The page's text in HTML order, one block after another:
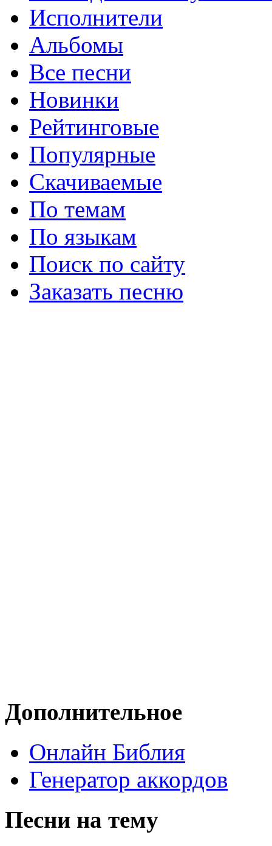
Исполнители
Альбомы
Все песни
Новинки
Рейтинговые
Популярные
Скачиваемые
По темам
По языкам
Поиск по сайту
Заказать песню
Дополнительное
Онлайн Библия
Генератор аккордов
Песни на тему